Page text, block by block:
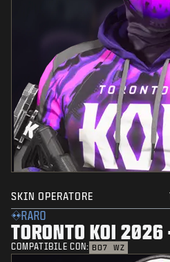
SKIN OPERATORE
RARO
TORONTO KOI 2026
COMPATIBILE CON: BO7 WZ